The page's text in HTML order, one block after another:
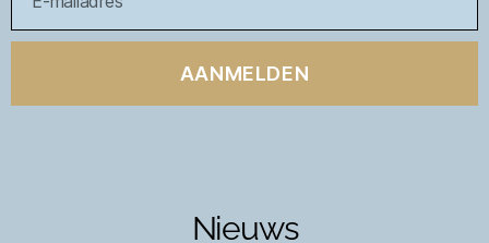
AANMELDEN
Nieuws